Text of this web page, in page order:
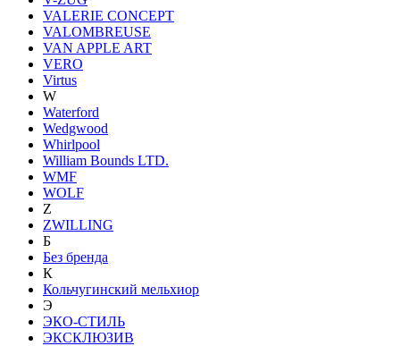
VALERIE CONCEPT
VALOMBREUSE
VAN APPLE ART
VERO
Virtus
W
Waterford
Wedgwood
Whirlpool
William Bounds LTD.
WMF
WOLF
Z
ZWILLING
Б
Без бренда
К
Кольчугинский мельхиор
Э
ЭКО-СТИЛЬ
ЭКСКЛЮЗИВ